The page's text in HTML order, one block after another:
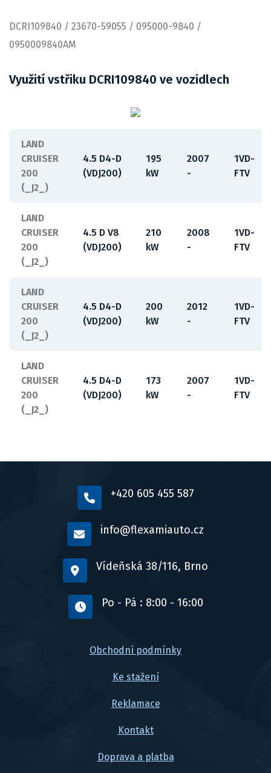
DCRI109840 / 23670-59055 / 095000-9840 /
0950009840AM
Využití vstřiku DCRI109840 ve vozidlech
LAND
CRUISER
200
(_J2_)
4.5 D4-D
(VDJ200)
195
kW
2007
-
1VD-
FTV
LAND
CRUISER
200
(_J2_)
4.5 D V8
(VDJ200)
210
kW
2008
-
1VD-
FTV
LAND
CRUISER
200
(_J2_)
4.5 D4-D
(VDJ200)
200
kW
2012
-
1VD-
FTV
LAND
CRUISER
200
(_J2_)
4.5 D4-D
(VDJ200)
173
kW
2007
-
1VD-
FTV
+420 605 455 587
info@flexamiauto.cz
Vídeňská 38/116, Brno
Po - Pá : 8:00 - 16:00
Obchodní podmínky
Ke stažení
Reklamace
Kontakt
Doprava a platba